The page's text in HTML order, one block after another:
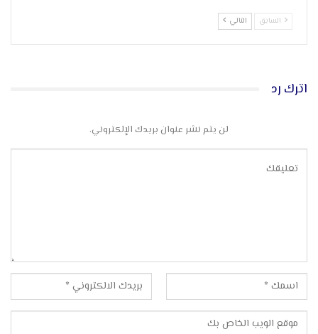
السابق التالي
اترك رد
لن يتم نشر عنوان بريدك الإلكتروني.